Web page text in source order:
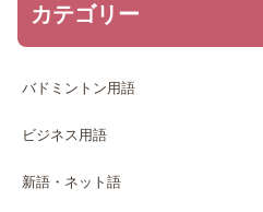
カテゴリー
バドミントン用語
ビジネス用語
新語・ネット語